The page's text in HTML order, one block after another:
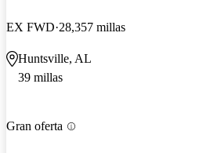
EX FWD 28,357 millas
Huntsville, AL
39 millas
Gran oferta